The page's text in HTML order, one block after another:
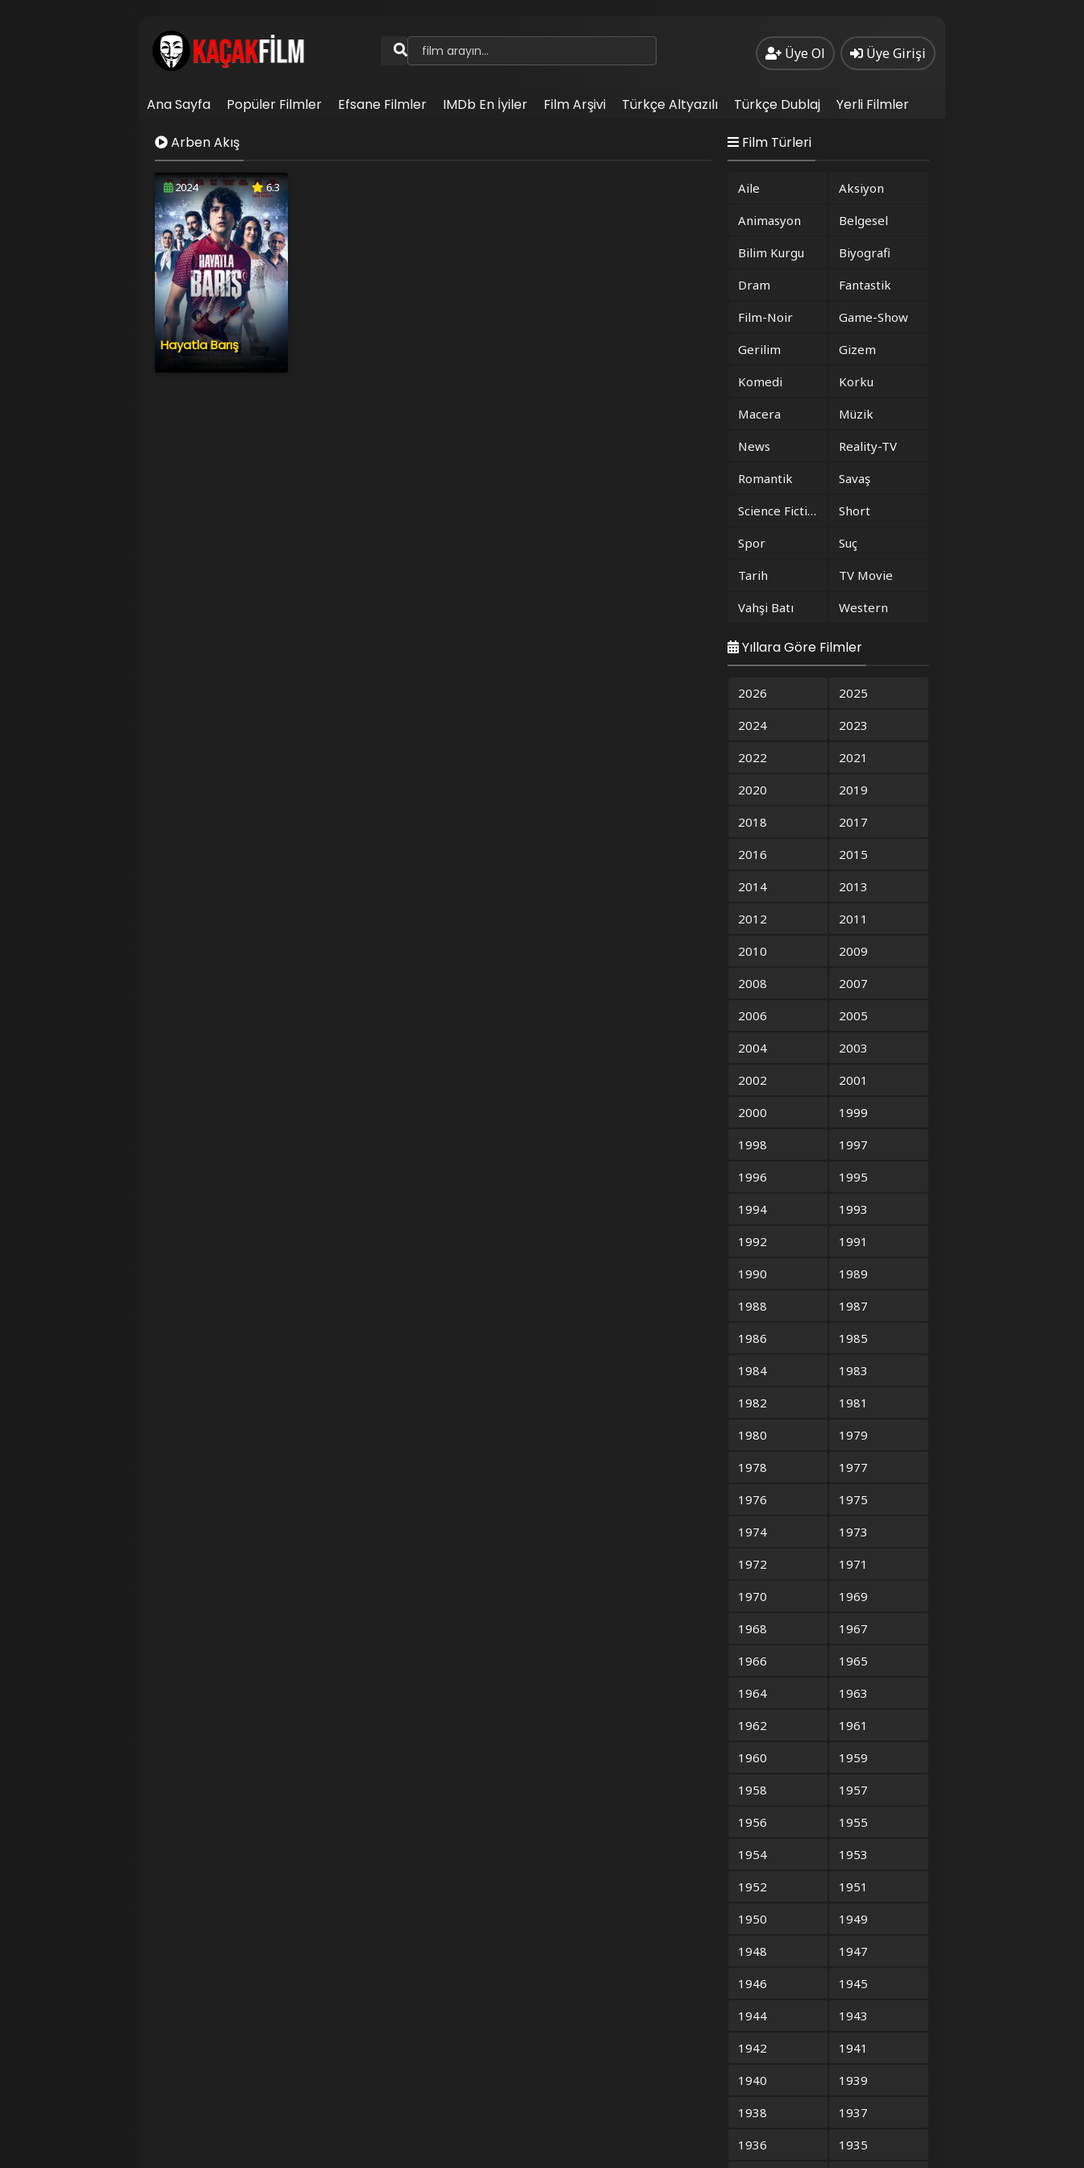
Üye Ol Üye Girişi
Ana Sayfa Popüler Filmler Efsane Filmler IMDb En İyiler Film Arşivi Türkçe Altyazılı Türkçe Dublaj
Yerli Filmler
İletişim
Arben Akış
2024 6.3
Hayatla Barış
Film Türleri
Aile
Aksiyon
Animasyon
Belgesel
Bilim Kurgu
Biyografi
Dram
Fantastik
Film-Noir
Game-Show
Gerilim
Gizem
Komedi
Korku
Macera
Müzik
News
Reality-TV
Romantik
Savaş
Science Fiction
Short
Spor
Suç
Tarih
TV Movie
Vahşi Batı
Western
Yıllara Göre Filmler
2026
2025
2024
2023
2022
2021
2020
2019
2018
2017
2016
2015
2014
2013
2012
2011
2010
2009
2008
2007
2006
2005
2004
2003
2002
2001
2000
1999
1998
1997
1996
1995
1994
1993
1992
1991
1990
1989
1988
1987
1986
1985
1984
1983
1982
1981
1980
1979
1978
1977
1976
1975
1974
1973
1972
1971
1970
1969
1968
1967
1966
1965
1964
1963
1962
1961
1960
1959
1958
1957
1956
1955
1954
1953
1952
1951
1950
1949
1948
1947
1946
1945
1944
1943
1942
1941
1940
1939
1938
1937
1936
1935